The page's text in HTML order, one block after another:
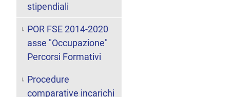
stipendiali
POR FSE 2014-2020
asse "Occupazione"
Percorsi Formativi
Procedure
comparative incarichi